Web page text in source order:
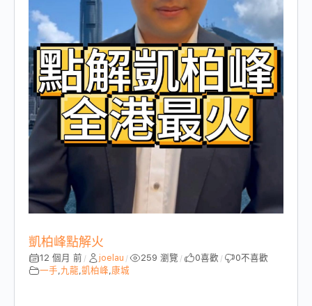
凱柏峰點解火
12 個月 前 / joelau / 259 瀏覽 / 0喜歡 / 0不喜歡
一手,九龍,凱柏峰,康城